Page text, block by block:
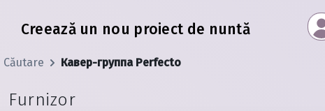
Creează un nou proiect de nuntă
Căutare Кавер-группа Perfecto
Furnizor